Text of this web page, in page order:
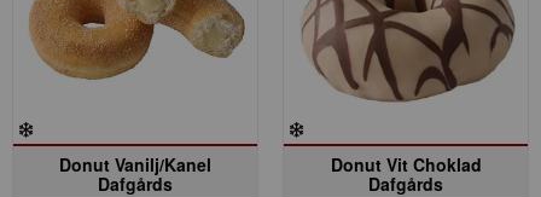
Donut Vanilj/Kanel
Dafgårds
Donut Vit Choklad
Dafgårds